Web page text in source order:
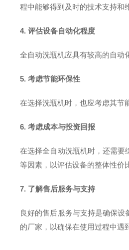
程中能够得到及时的技术支持和
4. 评估设备自动化程度
全自动洗瓶机应具有较高的自动
5. 考虑节能环保性
在选择洗瓶机时，也应考虑其节
6. 考虑成本与投资回报
在选择全自动洗瓶机时，还需要
等因素，以评估设备的整体性价
7. 了解售后服务与支持
良好的售后服务与支持是确保
的厂家，以确保在使用过程中遇